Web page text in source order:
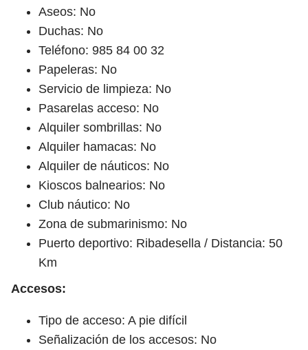
Aseos: No
Duchas: No
Teléfono: 985 84 00 32
Papeleras: No
Servicio de limpieza: No
Pasarelas acceso: No
Alquiler sombrillas: No
Alquiler hamacas: No
Alquiler de náuticos: No
Kioscos balnearios: No
Club náutico: No
Zona de submarinismo: No
Puerto deportivo: Ribadesella / Distancia: 50
Km
Accesos:
Tipo de acceso: A pie difícil
Señalización de los accesos: No